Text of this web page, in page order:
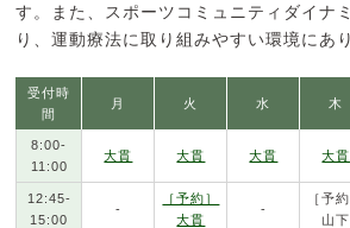
す。また、スポーツコミュニティダイナ
り、運動療法に取り組みやすい環境にあ
受付時
間
月 火 水 木
8:00-
11:00
大貫 大貫 大貫 大貫
12:45-
15:00
-
［予約］
大貫
-
［予約
山下